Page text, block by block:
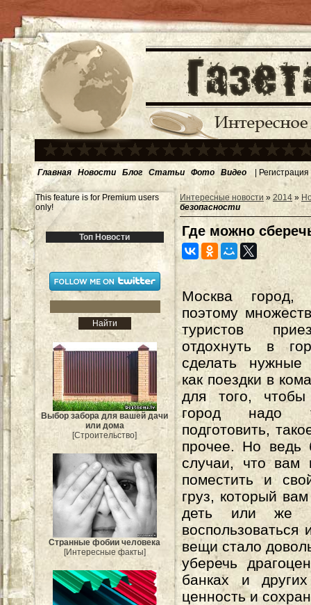
Главная Новости Блог Статьи Фото Видео | Регистрация
This feature is for Premium users
only!
Топ Новости
Выбор забора для вашей дачи
или дома
[Строительство]
Странные фобии человека
[Интересные факты]
Интересные новости » 2014 »
безопасности
Где можно
Москва
поэтому
туристов
отдохнуть в
сделать нужные
как поездки в
для того,
город надо
подготовить,
прочее. Но ведь
случаи, что вам
поместить и
груз, который
деть или же
вещи стало
уберечь
банках и
ценность и